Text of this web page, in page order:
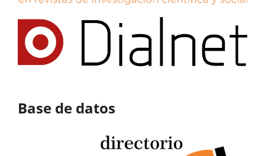
Base de datos